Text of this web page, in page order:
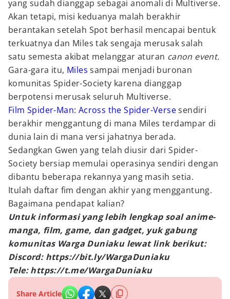
yang sudah dianggap sebagai anomali di Multiverse.
Akan tetapi, misi keduanya malah berakhir
berantakan setelah Spot berhasil mencapai bentuk
terkuatnya dan Miles tak sengaja merusak salah
satu semesta akibat melanggar aturan canon event.
Gara-gara itu, Miles sampai menjadi buronan
komunitas Spider-Society karena dianggap
berpotensi merusak seluruh Multiverse.
Film Spider-Man: Across the Spider-Versesendiri
berakhir menggantung di mana Miles terdampar di
dunia lain di mana versi jahatnya berada.
Sedangkan Gwen yang telah diusir dari Spider-
Society bersiap memulai operasinya sendiri dengan
dibantu beberapa rekannya yang masih setia.
Itulah daftar fim dengan akhir yang menggantung.
Bagaimana pendapat kalian?
Untuk informasi yang lebih lengkap soal anime-
manga, film, game, dan gadget, yuk gabung
komunitas Warga Duniaku lewat link berikut:
Discord: https://bit.ly/WargaDuniaku
Tele: https://t.me/WargaDuniaku
Share Article